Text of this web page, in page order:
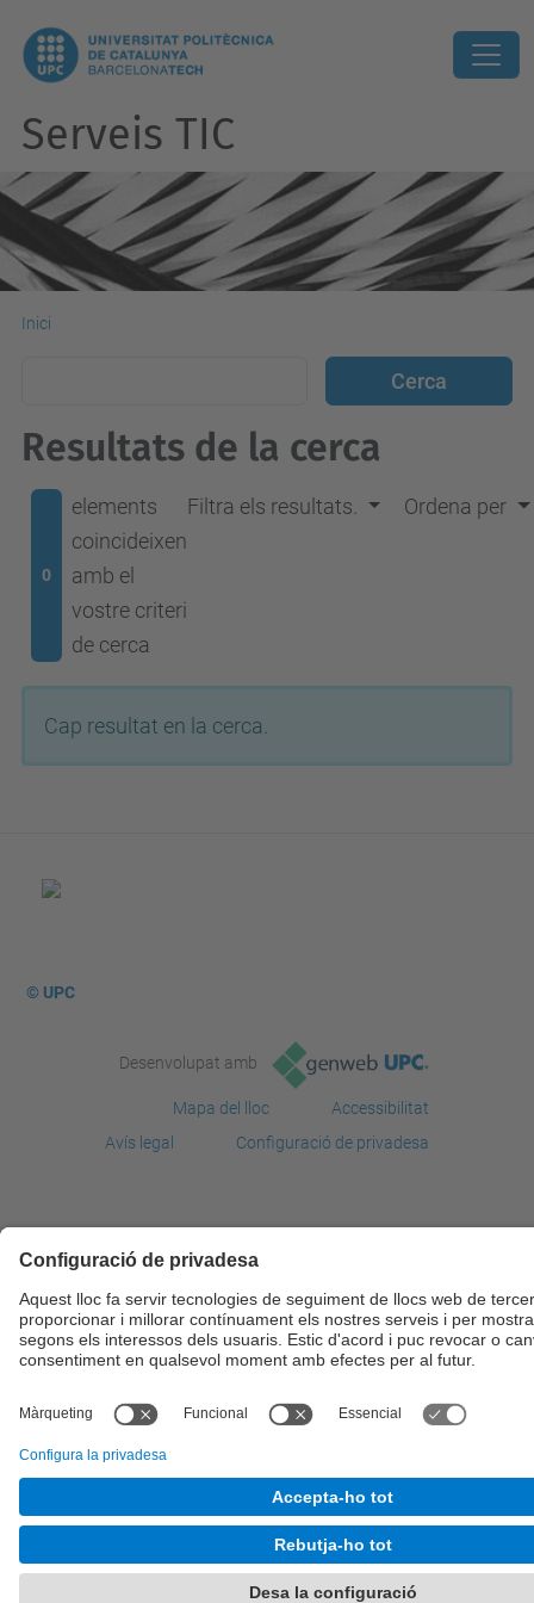
Serveis TIC
Inici
Resultats de la cerca
0
elements
coincideixen
amb el
vostre criteri
de cerca
Filtra els resultats. Ordena per
Cap resultat en la cerca.
© UPC
Desenvolupat amb
Mapa del lloc
Accessibilitat
Avís legal
Configuració de privadesa